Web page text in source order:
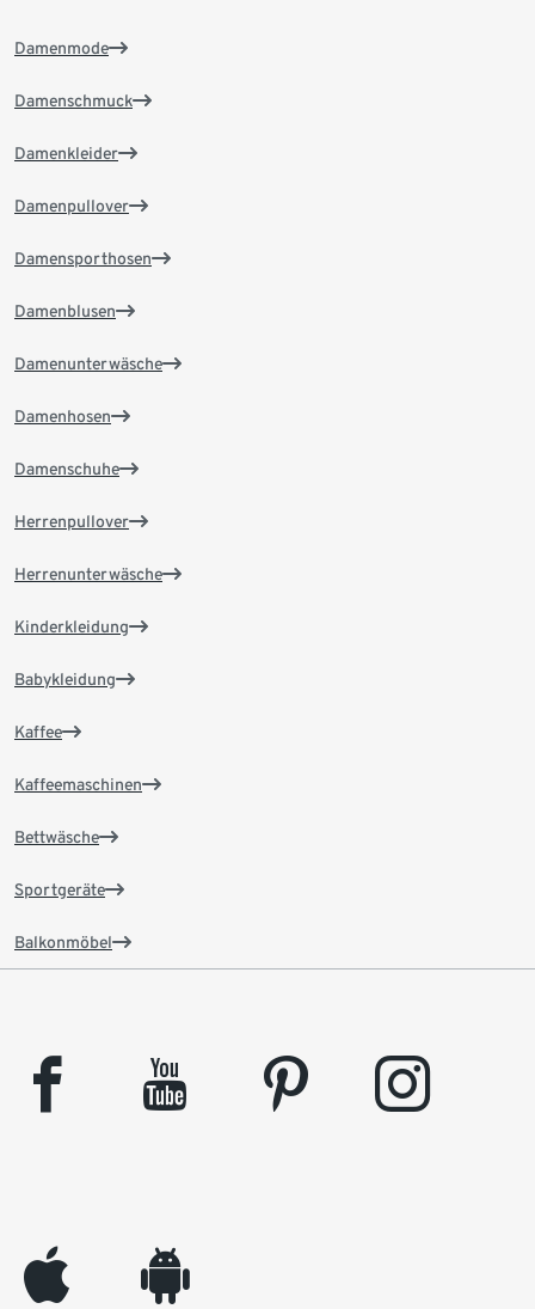
Damenmode
Damenschmuck
Damenkleider
Damenpullover
Damensporthosen
Damenblusen
Damenunterwäsche
Damenhosen
Damenschuhe
Herrenpullover
Herrenunterwäsche
Kinderkleidung
Babykleidung
Kaffee
Kaffeemaschinen
Bettwäsche
Sportgeräte
Balkonmöbel
facebook youtube pinterest instagram
appleinc android